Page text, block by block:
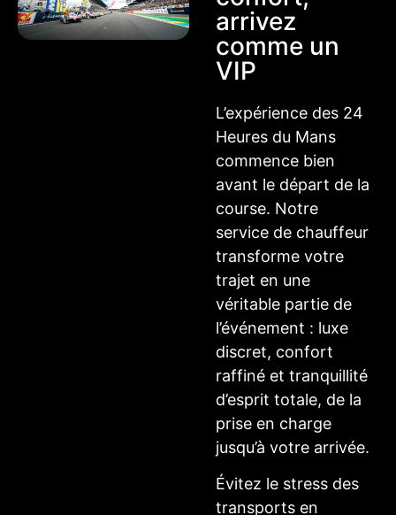
arrivez
comme un
VIP
L’expérience des 24
Heures du Mans
commence bien
avant le départ de la
course. Notre
service de chauffeur
transforme votre
trajet en une
véritable partie de
l’événement : luxe
discret, confort
raffiné et tranquillité
d’esprit totale, de la
prise en charge
jusqu’à votre arrivée.
Évitez le stress des
transports en